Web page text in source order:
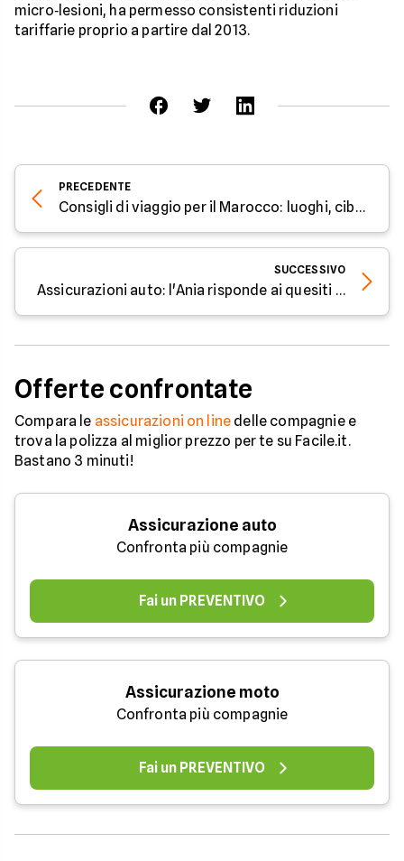
micro‐lesioni, ha permesso consistenti riduzioni
tariffarie proprio a partire dal 2013.
PRECEDENTE
Consigli di viaggio per il Marocco: luoghi, cibo e assicurazione viaggio
SUCCESSIVO
Assicurazioni auto: l'Ania risponde ai quesiti di consumatori e assicurati
Offerte confrontate
Compara le assicurazioni on line delle compagnie e
trova la polizza al miglior prezzo per te su Facile.it.
Bastano 3 minuti!
Assicurazione auto
Confronta più compagnie
Fai un PREVENTIVO
Assicurazione moto
Confronta più compagnie
Fai un PREVENTIVO